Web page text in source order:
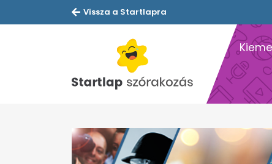
Vissza a Startlapra